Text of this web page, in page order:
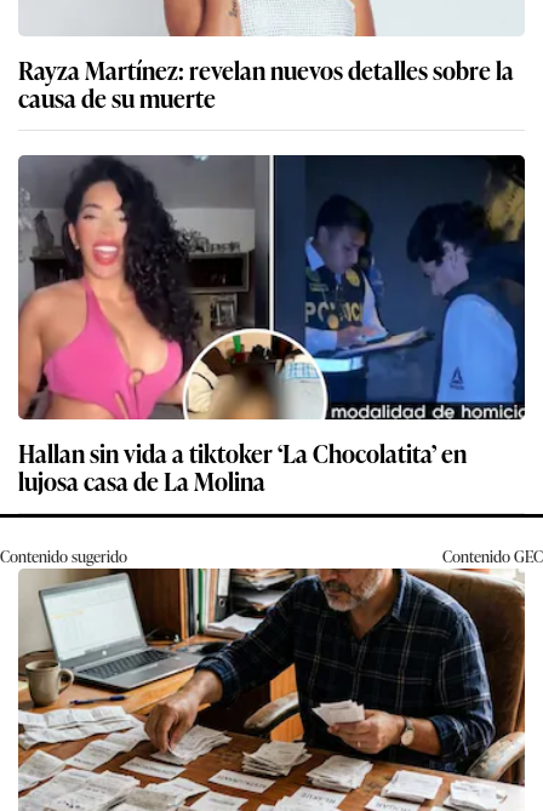
Rayza Martínez: revelan nuevos detalles sobre la
causa de su muerte
Hallan sin vida a tiktoker ‘La Chocolatita’ en
lujosa casa de La Molina
Contenido sugerido ContenidoGEC